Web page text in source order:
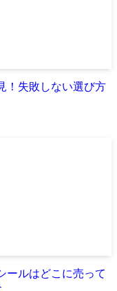
！失敗しない選び方
ールはどこに売って